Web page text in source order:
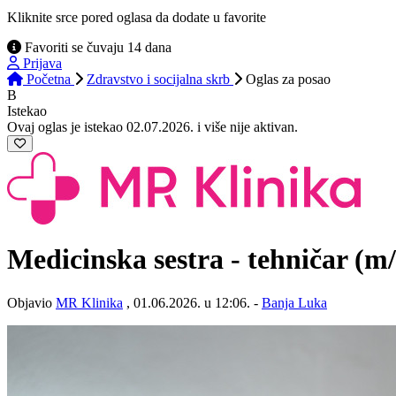
Kliknite srce pored oglasa da dodate u favorite
Favoriti se čuvaju 14 dana
Prijava
Početna
Zdravstvo i socijalna skrb Oglas za posao
B
Istekao
Ovaj oglas je istekao 02.07.2026. i više nije aktivan.
Medicinska sestra - tehničar
Objavio MR Klinika , 01.06.2026. u 12:06. - Banja Luka